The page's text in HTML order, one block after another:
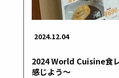
2024.12.04
2024 World Cuisine食
感じよう～